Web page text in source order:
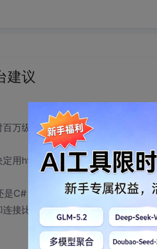
建议
万级的用户，其中有上千的长连接。
定用http还是udp。
C#？
接比较合适？